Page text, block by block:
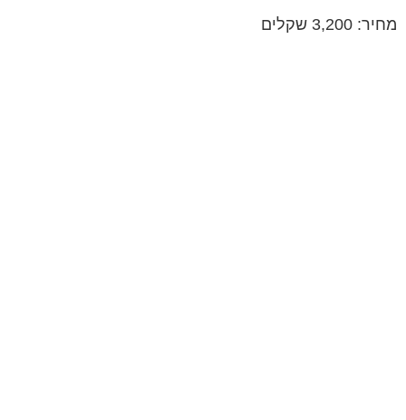
מחיר: 3,200 שקלים